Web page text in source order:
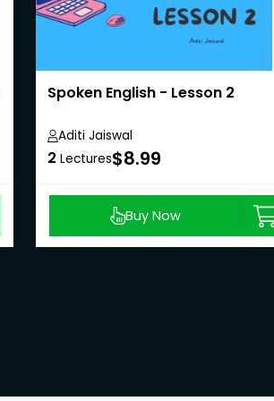
Spoken English - Lesson 2
Aditi Jaiswal
2 Lectures$8.99
Buy Now